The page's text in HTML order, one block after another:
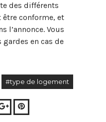
des différents
être conforme, et
l’annonce. Vous
en cas de
#type de logement
Google+Pinterest